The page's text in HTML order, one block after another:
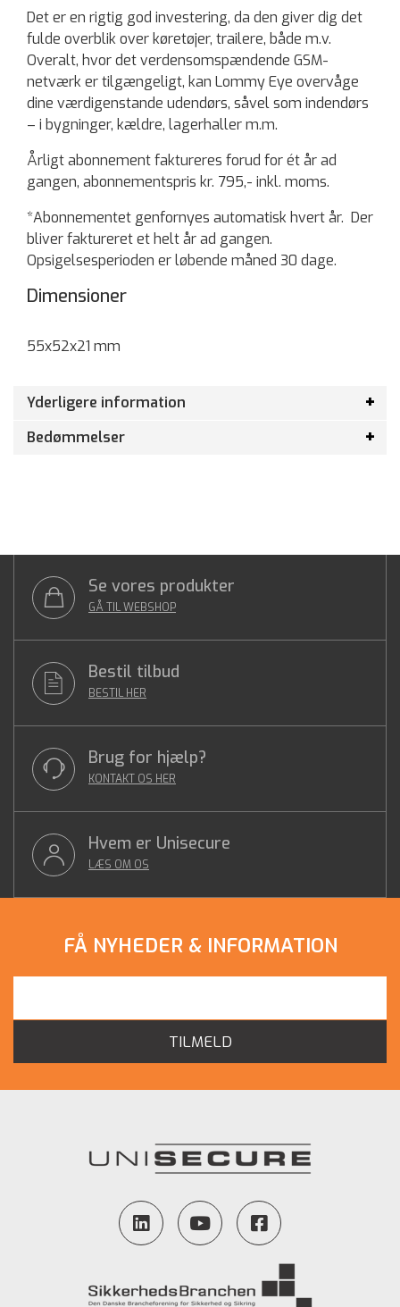
Det er en rigtig god investering, da den giver dig det
fulde overblik over køretøjer, trailere, både m.v.
Overalt, hvor det verdensomspændende GSM-
netværk er tilgængeligt, kan Lommy Eye overvåge
dine værdigenstande udendørs, såvel som indendørs
– i bygninger, kældre, lagerhaller m.m.
Årligt abonnement faktureres forud for ét år ad
gangen, abonnementspris kr. 795,- inkl. moms.
*Abonnementet genfornyes automatisk hvert år. Der
bliver faktureret et helt år ad gangen.
Opsigelsesperioden er løbende måned 30 dage.
Dimensioner
55x52x21 mm
Yderligere information
Bedømmelser
Se vores produkter
GÅ TIL WEBSHOP
Bestil tilbud
BESTIL HER
Brug for hjælp?
KONTAKT OS HER
Hvem er Unisecure
LÆS OM OS
FÅ NYHEDER & INFORMATION
TILMELD